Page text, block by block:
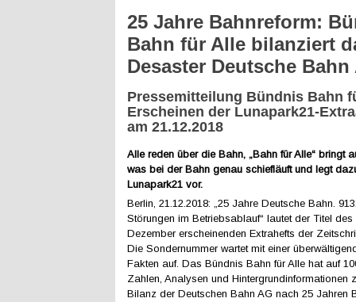
25 Jahre Bahnreform:
Bahn für Alle bilanziert
Desaster Deutsche Bahn
Pressemitteilung Bündnis Bahn
Erscheinen der Lunapark21-
am 21.12.2018
Alle reden über die Bahn, „Bahn für Alle“ bringt
was bei der Bahn genau schiefläuft und legt
Lunapark21 vor.
Berlin, 21.12.2018: „25 Jahre Deutsche Bahn.
Störungen im Betriebsablauf“ lautet der Titel des
Dezember erscheinenden Extrahefts der
Die Sondernummer wartet mit einer
Fakten auf. Das Bündnis Bahn für Alle hat auf
Zahlen, Analysen und Hintergrundinformationen
Bilanz der Deutschen Bahn AG nach 25 Jahren